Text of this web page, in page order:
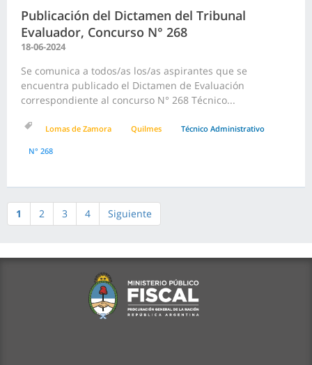
Publicación del Dictamen del Tribunal
Evaluador, Concurso N° 268
18-06-2024
Se comunica a todos/as los/as aspirantes que se
encuentra publicado el Dictamen de Evaluación
correspondiente al concurso N° 268 Técnico...
Lomas de Zamora Quilmes Técnico Administrativo
N° 268
1 2 3 4 Siguiente